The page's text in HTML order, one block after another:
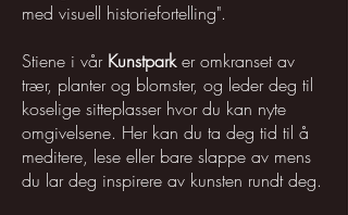
med visuell historiefortelling".
Stiene i vår Kunstparker omkranset av
trær, planter og blomster, og leder deg til
koselige sitteplasser hvor du kan nyte
omgivelsene. Her kan du ta deg tid til å
meditere, lese eller bare slappe av mens
du lar deg inspirere av kunsten rundt deg.